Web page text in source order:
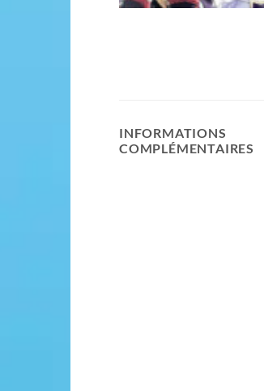
INFORMATIONS
COMPLÉMENTAIRES